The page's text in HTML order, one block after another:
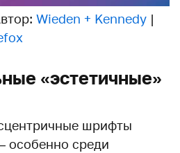
Wieden + Kennedy |
«эстетичные»
шрифты
особенно среди